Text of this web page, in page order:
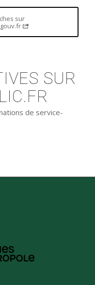
sur
SUR
de service-